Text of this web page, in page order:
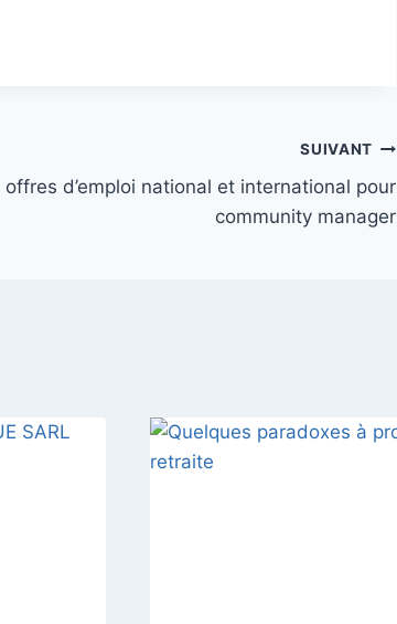
SUIVANT
offres d’emploi national et international pour
community manager